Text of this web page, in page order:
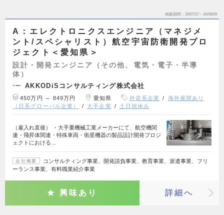
掲載期間 26/07/27～26/08/09
A：エレクトロニクスエンジニア（マネジメ
ント/スペシャリスト）航空宇宙防衛開発プロ
ジェクト＜愛知県＞
設計・開発エンジニア（その他、電気・電子・半導
体）
AKKODiSコンサルティング株式会社
450万円 ～ 849万円 愛知県 外資系企業
海外展開あり
（日系グローバル企業）
大手企業 土日祝休み
（雇入れ直後） ・大手重機械工業メーカーにて、航空機関
連・飛昇体関連・特殊車両・衛星機器の製品設計開発プロジ
ェクトにおける…
会社概要
コンサルティング事業、開発請負事業、教育事業、派遣事業、フリ
ーランス事業、有料職業紹介事業
興味あり 詳細へ